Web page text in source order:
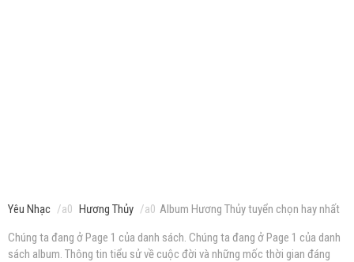
Yêu Nhạc Hương Thủy
Album Hương Thủy tuyển chọn hay nhất
Chúng ta đang ở Page 1 của danh sách. Chúng ta đang ở Page 1 của danh
sách album. Thông tin tiểu sử về cuộc đời và những mốc thời gian đáng